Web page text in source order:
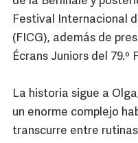
Festival Internacional
(FICG), además de
Écrans Juniors del 79.º
La historia sigue a
un enorme complejo
transcurre entre